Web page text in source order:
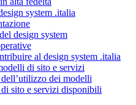
system .italia
design system
al design system .italia
di sito e servizi
dei modelli
sito e servizi disponibili